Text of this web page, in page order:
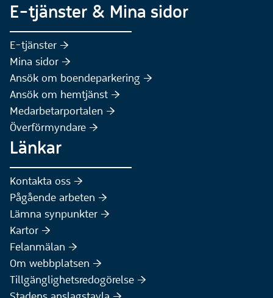
E-tjänster & Mina sidor
E-tjänster :höger:
Mina sidor :höger:
Ansök om boendeparkering :höger:
Ansök om hemtjänst :höger:
Medarbetarportalen :höger:
Överförmyndare :höger:
Länkar
Kontakta oss :höger:
Pågående arbeten :höger:
Lämna synpunkter :höger:
Kartor :höger:
Felanmälan :höger:
Om webbplatsen :höger:
Tillgänglighetsredogörelse :höger: